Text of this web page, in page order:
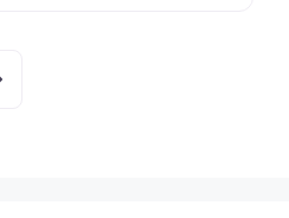
posts